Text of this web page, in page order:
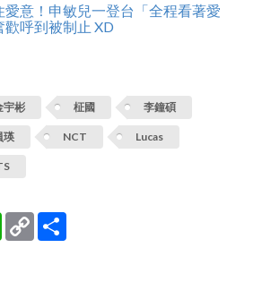
意！申敏兒一登台「全程看著愛
呼到被制止 XD
宇彬 柾國 李鐘碩
瑛 NCT Lucas
WhatsApp
Copy
Link